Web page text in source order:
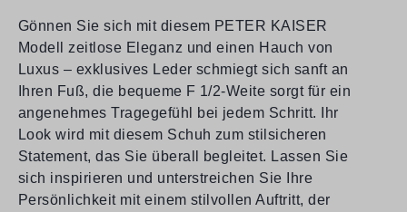
Gönnen Sie sich mit diesem PETER KAISER
Modell zeitlose Eleganz und einen Hauch von
Luxus – exklusives Leder schmiegt sich sanft an
Ihren Fuß, die bequeme F 1/2-Weite sorgt für ein
angenehmes Tragegefühl bei jedem Schritt. Ihr
Look wird mit diesem Schuh zum stilsicheren
Statement, das Sie überall begleitet. Lassen Sie
sich inspirieren und unterstreichen Sie Ihre
Persönlichkeit mit einem stilvollen Auftritt, der